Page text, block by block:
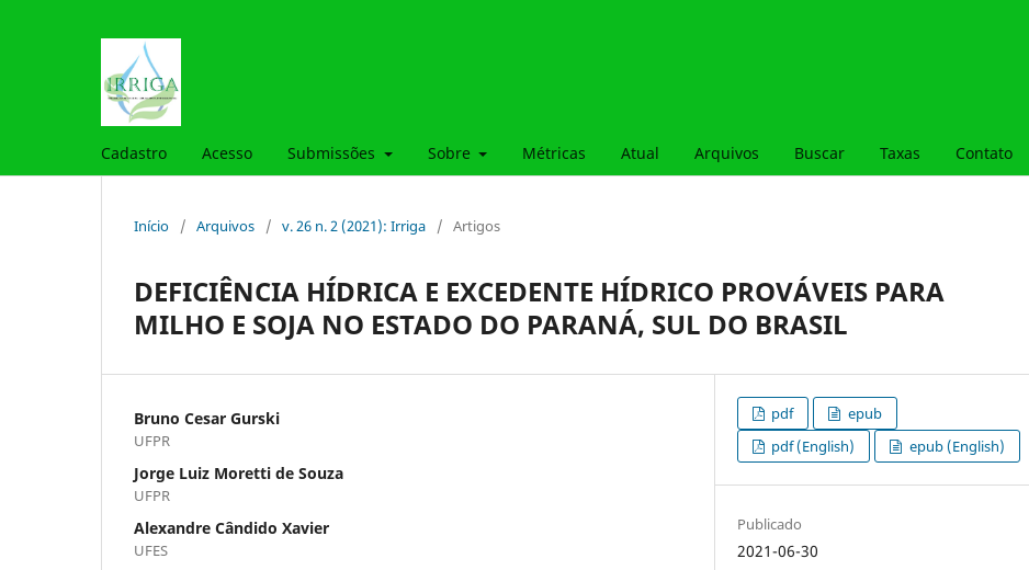
Cadastro Acesso Submissões Sobre Métricas Atual Arquivos Buscar Taxas Contato
Início / Arquivos / v. 26 n. 2 (2021): Irriga / Artigos
DEFICIÊNCIA HÍDRICA E EXCEDENTE HÍDRICO PROVÁVEIS PARA
MILHO E SOJA NO ESTADO DO PARANÁ, SUL DO BRASIL
Bruno Cesar Gurski
UFPR
Jorge Luiz Moretti de Souza
UFPR
Alexandre Cândido Xavier
UFES
pdf
epub
pdf (English)
epub (English)
Publicado
2021-06-30